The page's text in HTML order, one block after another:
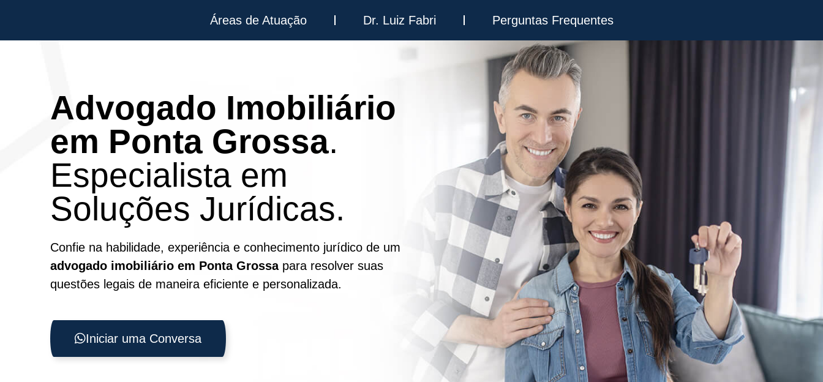
Áreas de Atuação Dr. Luiz Fabri Perguntas Frequentes
Advogado Imobiliário
em Ponta Grossa.
Especialista em
Soluções Jurídicas.
Confie na habilidade, experiência e conhecimento jurídico de um
advogado imobiliário em Ponta Grossapara resolver suas
questões legais de maneira eficiente e personalizada.
Iniciar uma Conversa